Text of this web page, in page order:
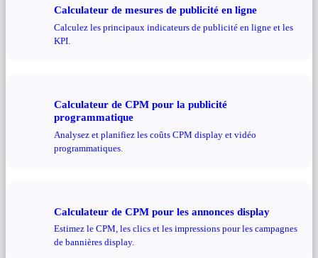
Calculateur de mesures de publicité en ligne
Calculez les principaux indicateurs de publicité en ligne et les
KPI.
Calculateur de CPM pour la publicité
programmatique
Analysez et planifiez les coûts CPM display et vidéo
programmatiques.
Calculateur de CPM pour les annonces display
Estimez le CPM, les clics et les impressions pour les campagnes
de bannières display.